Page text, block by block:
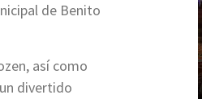
de Benito
así como
divertido